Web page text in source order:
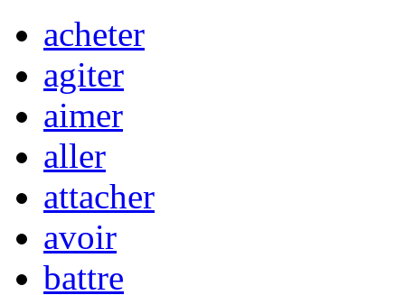
acheter
agiter
aimer
aller
attacher
avoir
battre